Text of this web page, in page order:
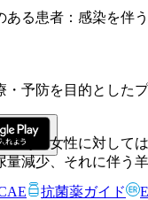
る患者：感染を伴
ある女性に対して
量減少、それに伴う
予防を目的とした
抗菌薬ガイド